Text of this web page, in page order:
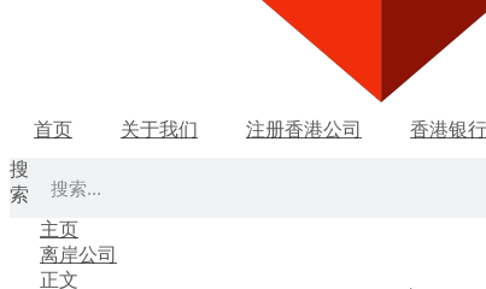
首页 关于我们 注册香港公司 香港银
搜
索
主页
离岸公司
正文